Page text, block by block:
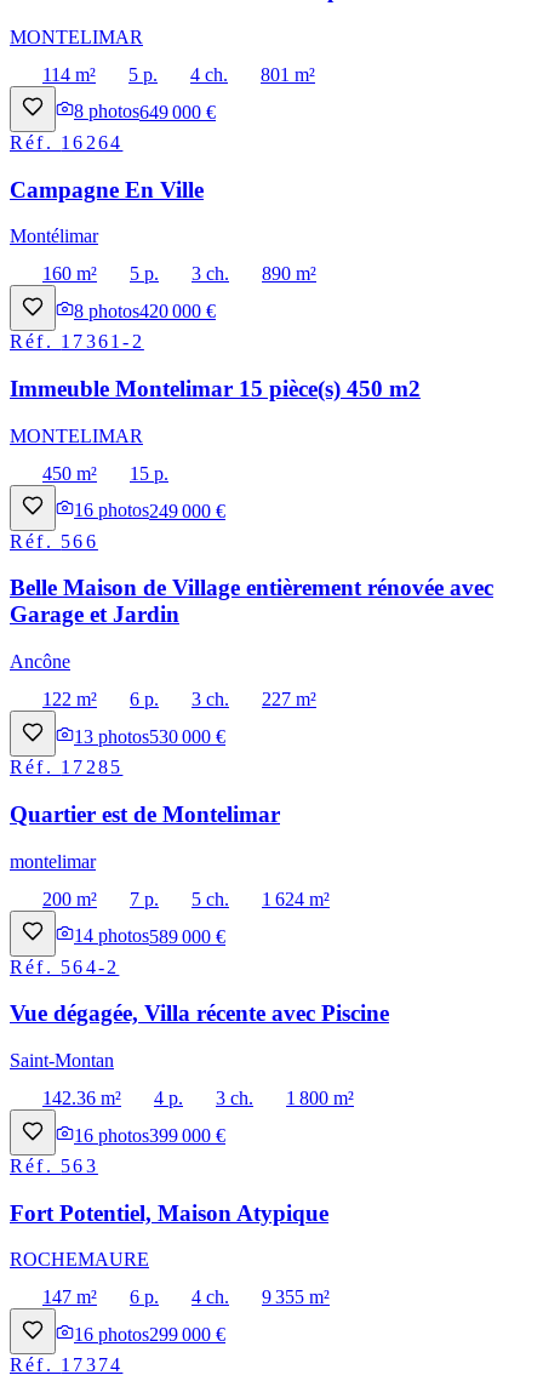
MONTELIMAR
114 m²
5 p. 4 ch.
801 m²
8 photos649 000 €
Réf. 16264
Campagne En Ville
Montélimar
160 m²
5 p. 3 ch.
890 m²
8 photos420 000 €
Réf. 17361-2
Immeuble Montelimar 15 pièce(s) 450 m2
MONTELIMAR
450 m²
15 p.
16 photos249 000 €
Réf. 566
Belle Maison de Village entièrement rénovée avec
Garage et Jardin
Ancône
122 m²
6 p. 3 ch.
227 m²
13 photos530 000 €
Réf. 17285
Quartier est de Montelimar
montelimar
200 m²
7 p. 5 ch.
1 624 m²
14 photos589 000 €
Réf. 564-2
Vue dégagée, Villa récente avec Piscine
Saint-Montan
142.36 m²
4 p. 3 ch.
1 800 m²
16 photos399 000 €
Réf. 563
Fort Potentiel, Maison Atypique
ROCHEMAURE
147 m²
6 p. 4 ch.
9 355 m²
16 photos299 000 €
Réf. 17374